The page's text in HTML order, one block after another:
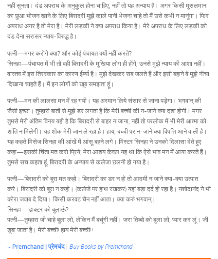
नहीं सुनता। दंड अपराध के अनुकूल होना चाहिए, नहीं तो यह अन्याय है। अगर किसी मुसलमान
का छुआ भोजन खाने के लिए बिरादरी मुझे काले पानी भेजना चाहे तो मैं उसे कभी न मानूंगा। फिर
अपराध अगर है तो मेरा है। मेरी लड़की ने क्या अपराध किया है। मेरे अपराध के लिए लड़की को
दंड देना सरासर न्याय-विरुद्ध है।
पत्नी—मगर करोगे क्या? और कोई पंचायत क्यों नहीं करते?
सिनहा—पंचायत में भी तो वही बिरादरी के मुखिया लोग ही होंगे, उनसे मुझे न्याय की आशा नहीं।
वास्तव में इस तिरस्कार का कारण ईर्ष्या है। मुझे देखकर सब जलते हैं और इसी बहाने वे मुझे नीचा
दिखाना चाहते हैं। मैं इन लोगों को खूब समझता हूं।
पत्नी—मन की लालसा मन में रह गयी। यह अरमान लिये संसार से जाना पड़ेगा। भगवान् की
जैसी इच्छा। तुम्हारी बातों से मुझे डर लगता है कि मेरी बच्ची की न-जाने क्या दशा होगी। मगर
तुमसे मेरी अंतिम विनय यही है कि बिरादरी से बाहर न जाना, नहीं तो परलोक में भी मेरी आत्मा को
शांति न मिलेगी। यह शोक मेरी जान ले रहा है। हाय, बच्ची पर न-जाने क्या विपत्ति आने वाली है।
यह कहते मिसेज सिनहा की आंखें में आंसू बहने लगे। मिस्टर सिनहा ने उनको दिलासा देते हुए
कहा—इसकी चिंता मत करो प्रिये, मेरा आशय केवल यह था कि ऐसे भाव मन में आया करते हैं।
तुमसे सच कहता हूं, बिरादरी के अन्याय से कलेजा छलनी हो गया है।
पत्नी—बिरादरी को बुरा मत कहो। बिरादरी का डर न हो तो आदमी न जाने क्या-क्या उत्पात
करे। बिरादरी को बुरा न कहो। (कलेजे पर हाथ रखकर) यहां बड़ा दर्द हो रहा है। यशोदानंद ने भी
कोरा जवाब दे दिया। किसी करवट चैन नहीं आता। क्या करुं भगवान्।
सिनहा—डाक्टर को बुलाऊं?
पत्नी—तुम्हारा जी चाहे बुला लो, लेकिन मैं बचूंगी नहीं। जरा तिब्बो को बुला लो, प्यार कर लूं। जी
डूबा जाता है। मेरी बच्ची! हाय मेरी बच्ची!!
~ Premchand | प्रेमचंद| Buy Books by Premchand